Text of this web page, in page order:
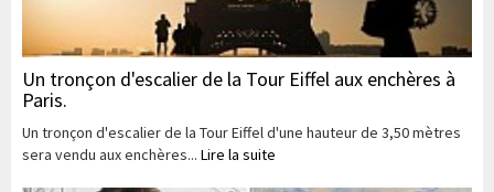
Un tronçon d'escalier de la Tour Eiffel aux enchères à
Paris.
Un tronçon d'escalier de la Tour Eiffel d'une hauteur de 3,50 mètres
sera vendu aux enchères... Lire la suite